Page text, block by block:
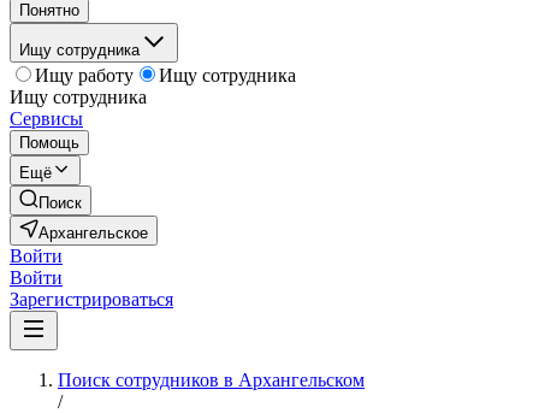
Понятно
Ищу сотрудника
Ищу работу
Ищу сотрудника
Ищу сотрудника
Сервисы
Помощь
Ещё
Поиск
Архангельское
Войти
Войти
Зарегистрироваться
Поиск сотрудников в Архангельском
/